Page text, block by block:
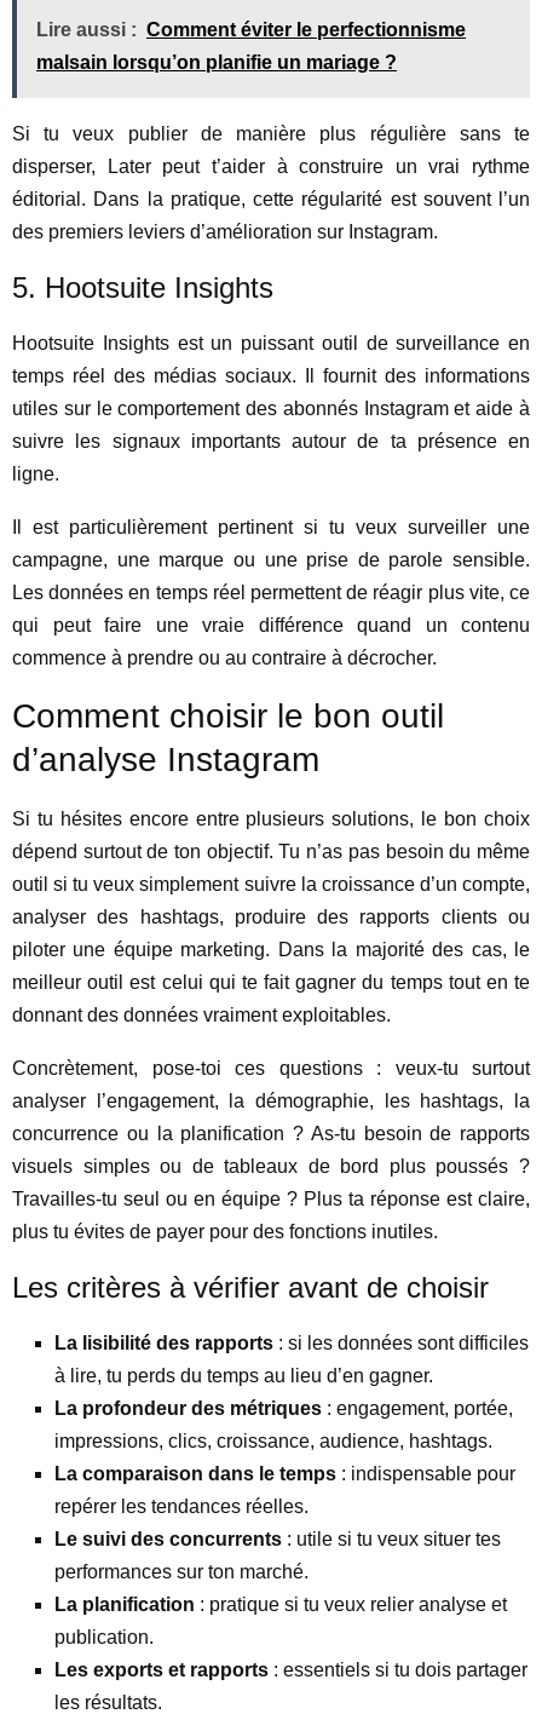
Lire aussi : Comment éviter le perfectionnisme
malsain lorsqu’on planifie un mariage ?
Si tu veux publier de manière plus régulière sans te
disperser, Later peut t’aider à construire un vrai rythme
éditorial. Dans la pratique, cette régularité est souvent l’un
des premiers leviers d’amélioration sur Instagram.
5. Hootsuite Insights
Hootsuite Insights est un puissant outil de surveillance en
temps réel des médias sociaux. Il fournit des informations
utiles sur le comportement des abonnés Instagram et aide à
suivre les signaux importants autour de ta présence en
ligne.
Il est particulièrement pertinent si tu veux surveiller une
campagne, une marque ou une prise de parole sensible.
Les données en temps réel permettent de réagir plus vite, ce
qui peut faire une vraie différence quand un contenu
commence à prendre ou au contraire à décrocher.
Comment choisir le bon outil
d’analyse Instagram
Si tu hésites encore entre plusieurs solutions, le bon choix
dépend surtout de ton objectif. Tu n’as pas besoin du même
outil si tu veux simplement suivre la croissance d’un compte,
analyser des hashtags, produire des rapports clients ou
piloter une équipe marketing. Dans la majorité des cas, le
meilleur outil est celui qui te fait gagner du temps tout en te
donnant des données vraiment exploitables.
Concrètement, pose-toi ces questions : veux-tu surtout
analyser l’engagement, la démographie, les hashtags, la
concurrence ou la planification ? As-tu besoin de rapports
visuels simples ou de tableaux de bord plus poussés ?
Travailles-tu seul ou en équipe ? Plus ta réponse est claire,
plus tu évites de payer pour des fonctions inutiles.
Les critères à vérifier avant de choisir
La lisibilité des rapports : si les données sont difficiles
à lire, tu perds du temps au lieu d’en gagner.
La profondeur des métriques : engagement, portée,
impressions, clics, croissance, audience, hashtags.
La comparaison dans le temps : indispensable pour
repérer les tendances réelles.
Le suivi des concurrents : utile si tu veux situer tes
performances sur ton marché.
La planification : pratique si tu veux relier analyse et
publication.
Les exports et rapports : essentiels si tu dois partager
les résultats.